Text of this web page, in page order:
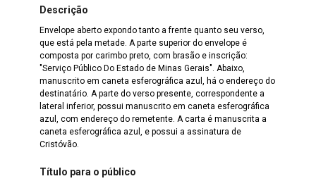
Descrição
Envelope aberto expondo tanto a frente quanto seu verso,
que está pela metade. A parte superior do envelope é
composta por carimbo preto, com brasão e inscrição:
"Serviço Público Do Estado de Minas Gerais". Abaixo,
manuscrito em caneta esferográfica azul, há o endereço do
destinatário. A parte do verso presente, correspondente a
lateral inferior, possui manuscrito em caneta esferográfica
azul, com endereço do remetente. A carta é manuscrita a
caneta esferográfica azul, e possui a assinatura de
Cristóvão.
Título para o público